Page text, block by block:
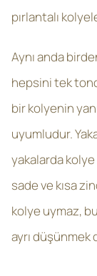
pırlantalı
Aynı anda
hepsini tek
bir kolyenin
uyumludur.
yakalarda kolye
sade ve kısa
kolye uymaz,
ayrı düşünmek